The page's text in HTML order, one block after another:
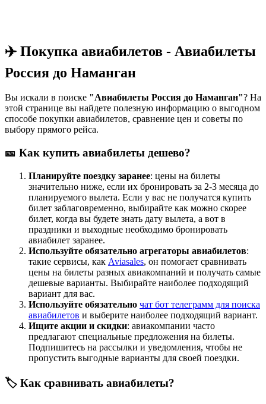
✈️ Покупка авиабилетов - Авиабилеты
Россия до Наманган
Вы искали в поиске "Авиабилеты Россия до Наманган"? На
этой странице вы найдете полезную информацию о выгодном
способе покупки авиабилетов, сравнение цен и советы по
выбору прямого рейса.
🎫 Как купить авиабилеты дешево?
Планируйте поездку заранее: цены на билеты
значительно ниже, если их бронировать за 2-3 месяца до
планируемого вылета. Если у вас не получатся купить
билет заблаговременно, выбирайте как можно скорее
билет, когда вы будете знать дату вылета, а вот в
праздники и выходные необходимо бронировать
авиабилет заранее.
Используйте обязательно агрегаторы авиабилетов:
такие сервисы, как Aviasales, он помогает сравнивать
цены на билеты разных авиакомпаний и получать самые
дешевые варианты. Выбирайте наиболее подходящий
вариант для вас.
Используйте обязательно чат бот телеграмм для поиска
авиабилетов и выберите наиболее подходящий вариант.
Ищите акции и скидки: авиакомпании часто
предлагают специальные предложения на билеты.
Подпишитесь на рассылки и уведомления, чтобы не
пропустить выгодные варианты для своей поездки.
🏷️ Как сравнивать авиабилеты?